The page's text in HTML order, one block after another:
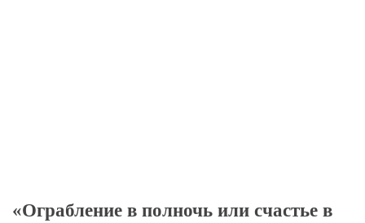
«Ограбление в полночь или счастье в